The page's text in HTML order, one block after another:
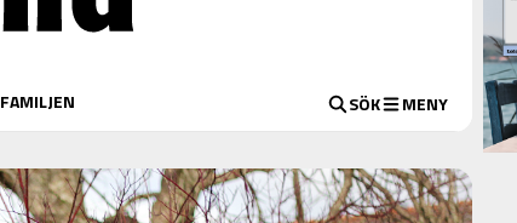
FAMILJEN SÖK MENY